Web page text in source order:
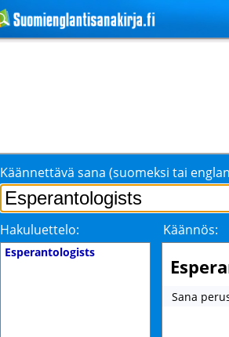
Käännettävä sana (suomeksi tai
Hakuluettelo: Käännös:
Esperantologists
Sana